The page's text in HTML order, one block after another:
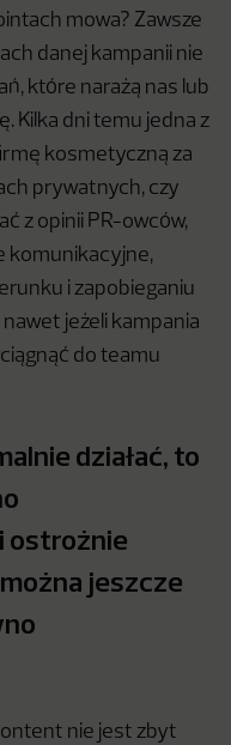
mowa? Zawsze
danej kampanii nie
które narażą nas lub
Kilka dni temu jedna z
kosmetyczną za
prywatnych, czy
z opinii PR-owców,
komunikacyjne,
i zapobieganiu
jeżeli kampania
do teamu
działać, to
ostrożnie
jeszcze
nie jest zbyt